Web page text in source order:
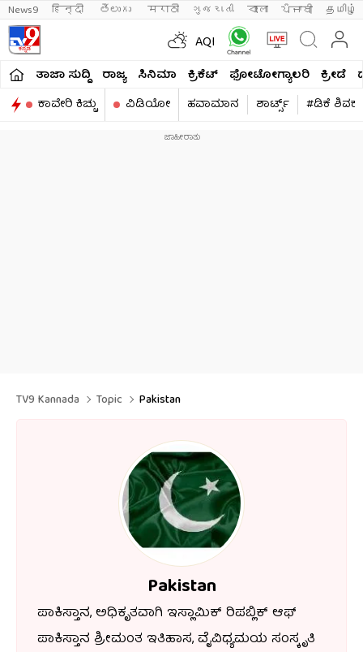
News9 हिन्दी తెలుగు मराठी ગુજરાતી বাংলা ਪੰਜਾਬੀ தமிழ்
AQI
ತಾಜಾ ಸುದ್ದಿ ರಾಜ್ಯ ಸಿನಿಮಾ ಕ್ರಿಕೆಟ್​ ಫೋಟೋಗ್ಯಾಲರಿ ಕ್ರೀಡೆ
ಕಾವೇರಿ ಕಿಚ್ಚು
ವಿಡಿಯೋ ಹವಾಮಾನ ಶಾರ್ಟ್ಸ್​ #ಡಿಕೆ
TV9 Kannada Topic Pakistan
Pakistan
ಪಾಕಿಸ್ತಾನ, ಅಧಿಕೃತವಾಗಿ ಇಸ್ಲಾಮಿಕ್ ರಿಪಬ್ಲಿಕ್ ಆಫ್
ಪಾಕಿಸ್ತಾನ ಶ್ರೀಮಂತ ಇತಿಹಾಸ, ವೈವಿಧ್ಯಮಯ ಸಂಸ್ಕೃತಿ